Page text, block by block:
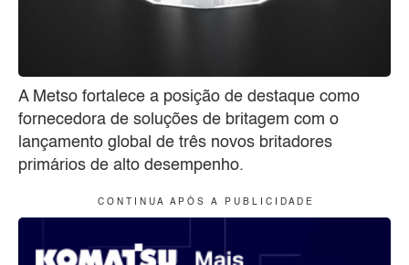
A Metso fortalece a posição de destaque como
fornecedora de soluções de britagem com o
lançamento global de três novos britadores
primários de alto desempenho.
C O N T I N U A A P Ó S A P U B L I C I D A D E